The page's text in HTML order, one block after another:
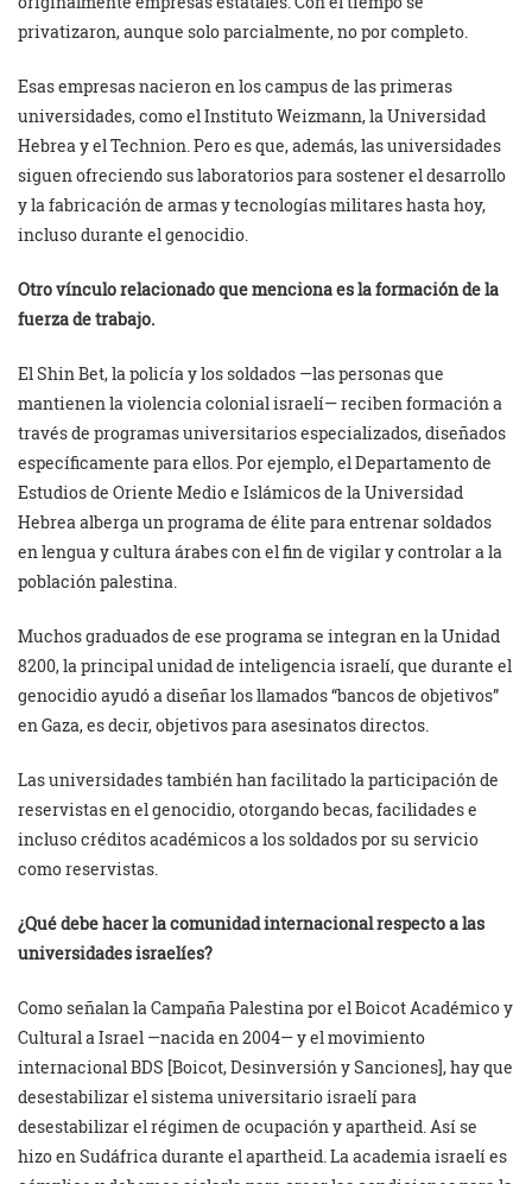
privatizaron, aunque solo parcialmente, no por completo.
Esas empresas nacieron en los campus de las primeras
universidades, como el Instituto Weizmann, la Universidad
Hebrea y el Technion. Pero es que, además, las universidades
siguen ofreciendo sus laboratorios para sostener el desarrollo
y la fabricación de armas y tecnologías militares hasta hoy,
incluso durante el genocidio.
Otro vínculo relacionado que menciona es la formación de la
fuerza de trabajo.
El Shin Bet, la policía y los soldados —las personas que
mantienen la violencia colonial israelí— reciben formación a
través de programas universitarios especializados, diseñados
específicamente para ellos. Por ejemplo, el Departamento de
Estudios de Oriente Medio e Islámicos de la Universidad
Hebrea alberga un programa de élite para entrenar soldados
en lengua y cultura árabes con el fin de vigilar y controlar a la
población palestina.
Muchos graduados de ese programa se integran en la Unidad
8200, la principal unidad de inteligencia israelí, que durante el
genocidio ayudó a diseñar los llamados “bancos de objetivos”
en Gaza, es decir, objetivos para asesinatos directos.
Las universidades también han facilitado la participación de
reservistas en el genocidio, otorgando becas, facilidades e
incluso créditos académicos a los soldados por su servicio
como reservistas.
¿Qué debe hacer la comunidad internacional respecto a las
universidades israelíes?
Como señalan la Campaña Palestina por el Boicot Académico y
Cultural a Israel —nacida en 2004— y el movimiento
internacional BDS [Boicot, Desinversión y Sanciones], hay que
desestabilizar el sistema universitario israelí para
desestabilizar el régimen de ocupación y apartheid. Así se
hizo en Sudáfrica durante el apartheid. La academia israelí es